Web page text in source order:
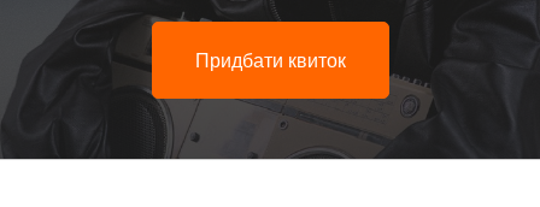
Придбати квиток